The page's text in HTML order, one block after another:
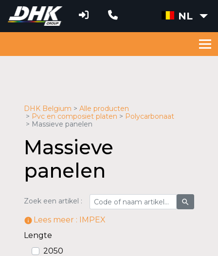
NL
DHK Belgium
Alle producten
Pvc en composiet platen
Polycarbonaat
Massieve panelen
Massieve
panelen
Zoek een artikel : search
information_outline
Lees meer : IMPEX
Lengte
2050